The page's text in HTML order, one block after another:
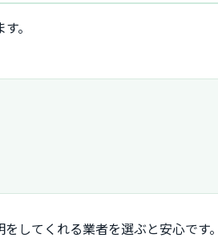
。
してくれる業者を選ぶと安心です。